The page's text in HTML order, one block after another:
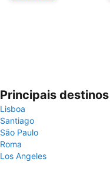
Principais
Lisboa
Santiago
São Paulo
Roma
Los Angeles